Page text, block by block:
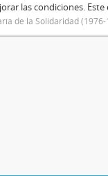
las condiciones.
de la Solidaridad (1976-